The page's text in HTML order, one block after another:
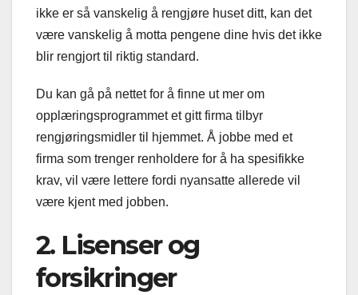
ikke er så vanskelig å rengjøre huset ditt, kan det
være vanskelig å motta pengene dine hvis det ikke
blir rengjort til riktig standard.
Du kan gå på nettet for å finne ut mer om
opplæringsprogrammet et gitt firma tilbyr
rengjøringsmidler til hjemmet. Å jobbe med et
firma som trenger renholdere for å ha spesifikke
krav, vil være lettere fordi nyansatte allerede vil
være kjent med jobben.
2. Lisenser og
forsikringer